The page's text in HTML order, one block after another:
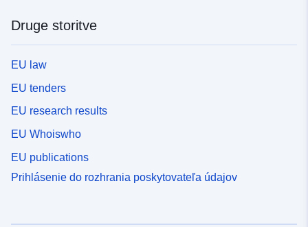
Druge storitve
EU law
EU tenders
EU research results
EU Whoiswho
EU publications
Prihlásenie do rozhrania poskytovateľa údajov